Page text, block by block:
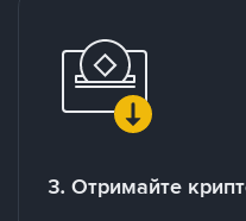
3. Отримайте